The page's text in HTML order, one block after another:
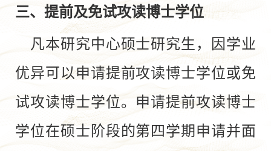
三、提前及免试攻读博士学位
凡本研究中心硕士研究生，因学业
优异可以申请提前攻读博士学位或免
试攻读博士学位。申请提前攻读博士
学位在硕士阶段的第四学期申请并面